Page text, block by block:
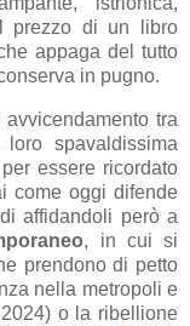
prezzo di un libro
appaga del tutto
in pugno.
tra
spavaldissima
essere ricordato
come oggi difende
affidandoli però a
, in cui si
prendono di petto
nella metropoli e
o la ribellione